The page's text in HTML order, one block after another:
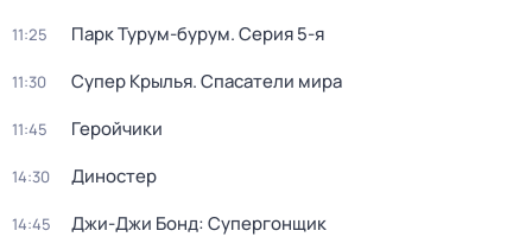
11:25 Парк Турум-бурум. Серия 5-я
11:30 Супер Крылья. Спасатели мира
11:45 Геройчики
14:30 Диностер
14:45 Джи-Джи Бонд: Супергонщик